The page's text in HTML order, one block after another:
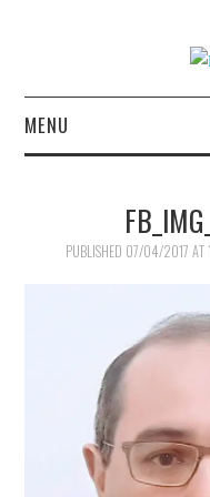
MENU
ALEXANDRE MIGUEL
MESTRE
AMÉRICO COUTINHO
PUBLISHED 07/04/2017 AT